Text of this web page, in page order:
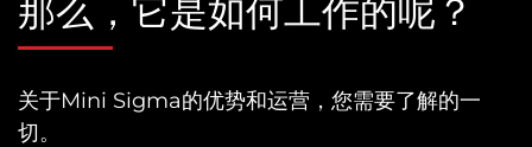
那么，它是如何工作的呢？
关于Mini Sigma的优势和运营，您需要了解的一
切。